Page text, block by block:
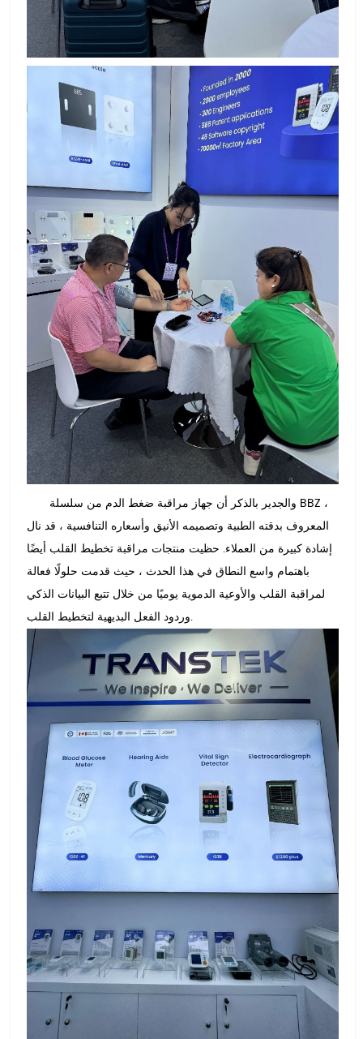
والجدير بالذكر أن جهاز مراقبة ضغط الدم من سلسلة BBZ ،
المعروف بدقته الطبية وتصميمه الأنيق وأسعاره التنافسية ، قد نال
إشادة كبيرة من العملاء. حظيت منتجات مراقبة تخطيط القلب أيضًا
باهتمام واسع النطاق في هذا الحدث ، حيث قدمت حلولًا فعالة
لمراقبة القلب والأوعية الدموية يوميًا من خلال تتبع البيانات الذكي
وردود الفعل البديهية لتخطيط القلب.